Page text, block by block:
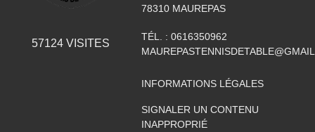
57124VISITES
78310 MAUREPAS
TÉL. : 0616350962
INFORMATIONS LÉGALES
SIGNALER UN CONTENU
INAPPROPRIÉ